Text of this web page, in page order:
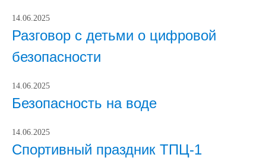
14.06.2025
Разговор с детьми о цифровой
безопасности
14.06.2025
Безопасность на воде
14.06.2025
Спортивный праздник ТПЦ-1